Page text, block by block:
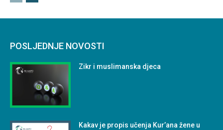
POSLJEDNJE NOVOSTI
Zikr i muslimanska djeca
Kakav je propis učenja Kur’ana žene u